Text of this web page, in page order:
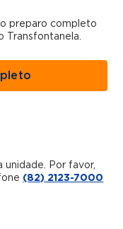
preparo completo
Transfontanela.
unidade. Por favor,
(82) 2123-7000